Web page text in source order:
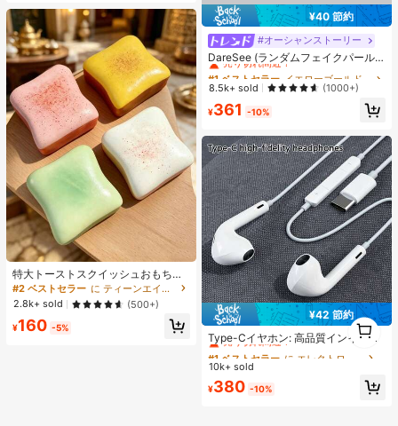
特大トーストスクイッシュおもち
ゃ、超ソフトバタートーストストレ
ス解消スクイーズおもちゃ、ピン
ク、イエロー、ホワイト、グリーン
の4色展開、ストレス解消スクイッ
シュおもちゃ -- 誕生日やホリデーギ
#2 ベストセラー
に ティーンエイジャー向けのスクイーズおもちゃ
2.8k+ sold
(500+)
¥160 -5%
¥40 節約
#オーシャンストーリー
DareSee (ランダムフェイクパール
数量) 5個セット シンプルフェイクパ
ールクロス マルチレイヤーネックレ
スセット、Y字型チェーンロングネ
ックレス、レディースセーターチェ
ーン、友情、夏休み、デート、ギフ
ディング、新学期に適しています
#1 ベストセラー
イエローゴールド 女性のネックレスセット
売り切れ間近！
#1 ベストセラー
売り切れ間近！
#1 ベストセラー
売り切れ間近！
#1 ベストセラー
イエローゴールド 女性のネックレスセット
売り切れ間近！
8.5k+ sold (1000+)
¥361 -10%
¥42 節約
Type-Cイヤホン: 高品質インイヤー
ヘッドホン、3ボタンインラインコ
ントロール内蔵、音楽再生、通話応
答、音量調整が簡単。17/16/15シリ
ーズ、Plus、Pro、Pro Maxモデル対
#1 ベストセラー
に エレクトロニクス
売り切れ間近！
#1 ベストセラー
売り切れ間近！
#1 ベストセラー
売り切れ間近！
#1 ベストセラー
10k+ sold
¥380 -10%
1